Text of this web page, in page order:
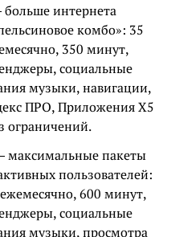
больше интернета
комбо»: 35
350 минут,
социальные
музыки, навигации,
ПРО, Приложения Х5
ограничений.
максимальные пакеты
пользователей:
600 минут,
социальные
музыки, просмотра